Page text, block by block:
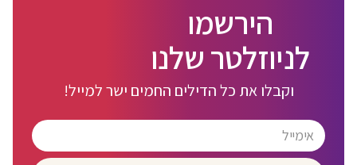
הירשמו
לניוזלטר שלנו
וקבלו את כל הדילים החמים ישר למייל!